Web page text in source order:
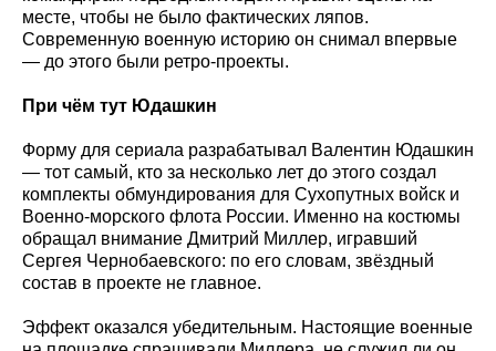
месте, чтобы не было фактических ляпов.
Современную военную историю он снимал впервые
— до этого были ретро-проекты.
При чём тут Юдашкин
Форму для сериала разрабатывал Валентин Юдашкин
— тот самый, кто за несколько лет до этого создал
комплекты обмундирования для Сухопутных войск и
Военно-морского флота России. Именно на костюмы
обращал внимание Дмитрий Миллер, игравший
Сергея Чернобаевского: по его словам, звёздный
состав в проекте не главное.
Эффект оказался убедительным. Настоящие военные